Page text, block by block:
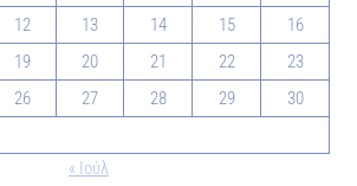
12 13 14 15
16
19 20 21 22
23
26 27 28 29
30
« Ιούλ